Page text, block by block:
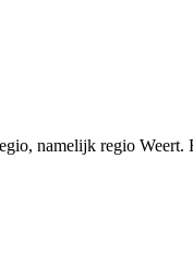
namelijk regio Weert.